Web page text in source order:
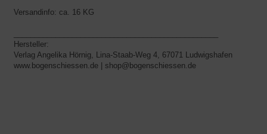
Versandinfo: ca. 16 KG
Hersteller:
Verlag Angelika Hörnig, Lina-Staab-Weg 4, 67071 Ludwigshafen
www.bogenschiessen.de | shop@bogenschiessen.de